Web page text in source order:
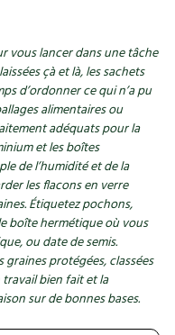
vous lancer dans une tâche
çà et là, les sachets
d’ordonner ce qui n’a pu
alimentaires ou
adéquats pour la
et les boîtes
de l’humidité et de la
les flacons en verre
Étiquetez pochons,
boîte hermétique où vous
ou date de semis.
graines protégées, classées
bien fait et la
sur de bonnes bases.